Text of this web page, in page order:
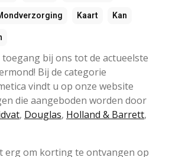
Kaart Kan
bij ons tot de actueelste
Bij de categorie
vindt u op onze website
die aangeboden worden door
, Douglas, Holland & Barrett,
erg om korting te ontvangen op